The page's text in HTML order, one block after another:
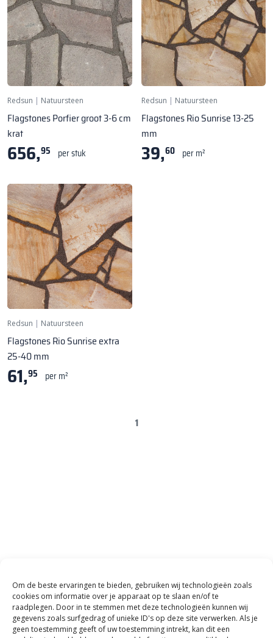
Om de beste ervaringen te bieden, gebruiken wij technologieën zoals
cookies om informatie over je apparaat op te slaan en/of te
raadplegen. Door in te stemmen met deze technologieën kunnen wij
gegevens zoals surfgedrag of unieke ID's op deze site verwerken. Als je
geen toestemming geeft of uw toestemming intrekt, kan dit een
Redsun | Natuursteen
Flagstones Porfier groot 3-6 cm
krat
656,95 per stuk
Redsun | Natuursteen
Flagstones Rio Sunrise 13-25
mm
39,60 per m²
Redsun | Natuursteen
Flagstones Rio Sunrise extra
25-40 mm
61,95 per m²
1
We staan je graag te